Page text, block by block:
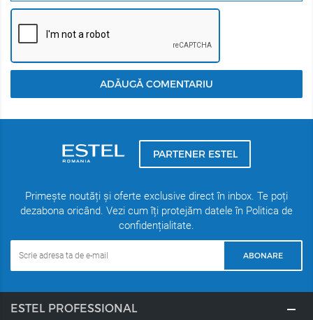
ADĂUGĂ COMENTARIU
PARTENER ESTEL
Primește noutăți și oferte exclusive direct în inbox. Te poți
dezabona oricând. Vezi cum îți protejăm datele în Politica de
confidențialitate.
ABONARE
ESTEL PROFESSIONAL